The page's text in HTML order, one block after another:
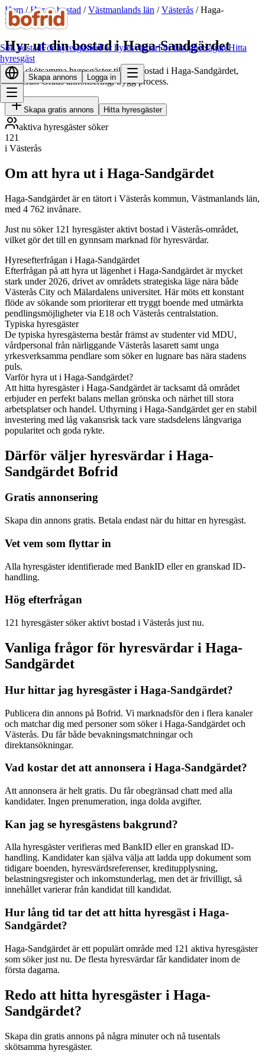
Sök bostadFör hyresgästerFör hyresvärdarFör fastighetsägareHitta
hyresgäst
Skapa annons Logga in
Hem/Hyr ut bostad /Västmanlands län /Västerås /Haga-
Sandgärdet
Hyr ut din bostad i Haga-Sandgärdet
Hitta skötsamma hyresgäster till din bostad i Haga-Sandgärdet,
Västerås. Gratis annonsering, trygg process.
Skapa gratis annons Hitta hyresgäster
aktiva hyresgäster söker
121
i Västerås
Om att hyra ut i Haga-Sandgärdet
Haga-Sandgärdet är en tätort i Västerås kommun, Västmanlands län,
med 4 762 invånare.
Just nu söker 121 hyresgäster aktivt bostad i Västerås-området,
vilket gör det till en gynnsam marknad för hyresvärdar.
Hyresefterfrågan i Haga-Sandgärdet
Efterfrågan på att hyra ut lägenhet i Haga-Sandgärdet är mycket
stark under 2026, drivet av områdets strategiska läge nära både
Västerås City och Mälardalens universitet. Här möts ett konstant
flöde av sökande som prioriterar ett tryggt boende med utmärkta
pendlingsmöjligheter via E18 och Västerås centralstation.
Typiska hyresgäster
De typiska hyresgästerna består främst av studenter vid MDU,
vårdpersonal från närliggande Västerås lasarett samt unga
yrkesverksamma pendlare som söker en lugnare bas nära stadens
puls.
Varför hyra ut i Haga-Sandgärdet?
Att hitta hyresgäster i Haga-Sandgärdet är tacksamt då området
erbjuder en perfekt balans mellan grönska och närhet till stora
arbetsplatser och handel. Uthyrning i Haga-Sandgärdet ger en stabil
investering med låg vakansrisk tack vare stadsdelens långvariga
popularitet och goda rykte.
Därför väljer hyresvärdar i Haga-
Sandgärdet Bofrid
Gratis annonsering
Skapa din annons gratis. Betala endast när du hittar en hyresgäst.
Vet vem som flyttar in
Alla hyresgäster identifierade med BankID eller en granskad ID-
handling.
Hög efterfrågan
121 hyresgäster söker aktivt bostad i Västerås just nu.
Vanliga frågor för hyresvärdar i Haga-
Sandgärdet
Hur hittar jag hyresgäster i Haga-Sandgärdet?
Publicera din annons på Bofrid. Vi marknadsför den i flera kanaler
och matchar dig med personer som söker i Haga-Sandgärdet och
Västerås. Du får både bevakningsmatchningar och
direktansökningar.
Vad kostar det att annonsera i Haga-Sandgärdet?
Att annonsera är helt gratis. Du får obegränsad chatt med alla
kandidater. Ingen prenumeration, inga dolda avgifter.
Kan jag se hyresgästens bakgrund?
Alla hyresgäster verifieras med BankID eller en granskad ID-
handling. Kandidater kan själva välja att ladda upp dokument som
tidigare boenden, hyresvärdsreferenser, kreditupplysning,
belastningsregister och inkomstunderlag, men det är frivilligt, så
innehållet varierar från kandidat till kandidat.
Hur lång tid tar det att hitta hyresgäst i Haga-
Sandgärdet?
Haga-Sandgärdet är ett populärt område med 121 aktiva hyresgäster
som söker just nu. De flesta hyresvärdar får kandidater inom de
första dagarna.
Redo att hitta hyresgäster i Haga-
Sandgärdet?
Skapa din gratis annons på några minuter och nå tusentals
skötsamma hyresgäster.